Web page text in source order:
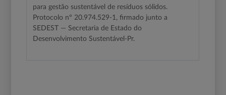
para gestão sustentável de resíduos sólidos.
Protocolo nº 20.974.529-1, firmado junto a
SEDEST — Secretaria de Estado do
Desenvolvimento Sustentável-Pr.